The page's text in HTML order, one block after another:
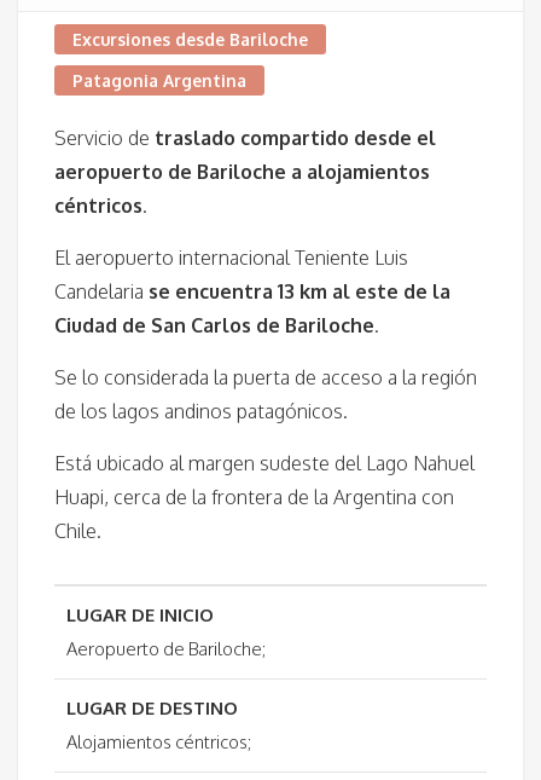
Excursiones desde Bariloche
Patagonia Argentina
Servicio de traslado compartido desde el
aeropuerto de Bariloche a alojamientos
céntricos.
El aeropuerto internacional Teniente Luis
Candelaria se encuentra 13 km al este de la
Ciudad de San Carlos de Bariloche.
Se lo considerada la puerta de acceso a la región
de los lagos andinos patagónicos.
Está ubicado al margen sudeste del Lago Nahuel
Huapi, cerca de la frontera de la Argentina con
Chile.
LUGAR DE INICIO
Aeropuerto de Bariloche;
LUGAR DE DESTINO
Alojamientos céntricos;